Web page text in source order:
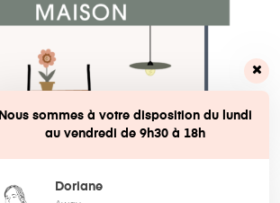
Nous sommes à votre disposition du lundi
au vendredi de 9h30 à 18h
Doriane